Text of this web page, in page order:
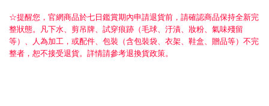
☆提醒您，官網商品於七日鑑賞期內申請退貨前，請確認商品保持全新完
整狀態。凡下水、剪吊牌、試穿痕跡（毛球、汙漬、妝粉、氣味殘留
等）、人為加工，或配件、包裝（含包裝袋、衣架、鞋盒、贈品等）不完
整者，恕不接受退貨。詳情請參考退換貨政策。